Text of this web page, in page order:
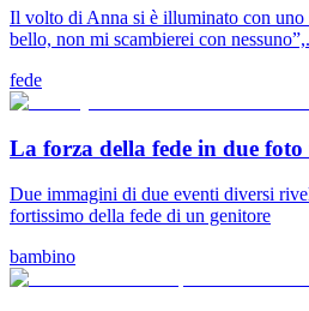
Il volto di Anna si è illuminato con uno
bello, non mi scambierei con
fede
La forza della fede in due foto
Due immagini di due eventi diversi
fortissimo della fede di un genitore
bambino